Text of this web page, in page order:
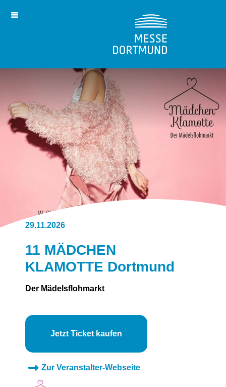
29.11.2026
11 MÄDCHEN
KLAMOTTE Dortmund
Der Mädelsflohmarkt
Jetzt Ticket kaufen
Zur Veranstalter-Webseite